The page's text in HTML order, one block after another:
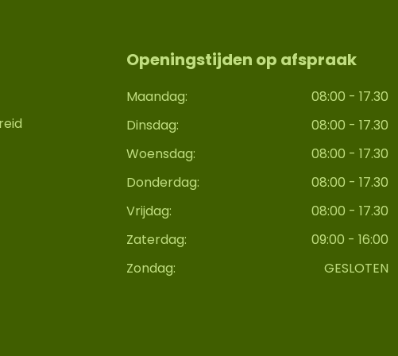
Openingstijden op afspraak
Maandag:
08:00 - 17.30
Dinsdag:
08:00 - 17.30
Woensdag:
08:00 - 17.30
Donderdag:
08:00 - 17.30
Vrijdag:
08:00 - 17.30
Zaterdag:
09:00 - 16:00
Zondag:
GESLOTEN